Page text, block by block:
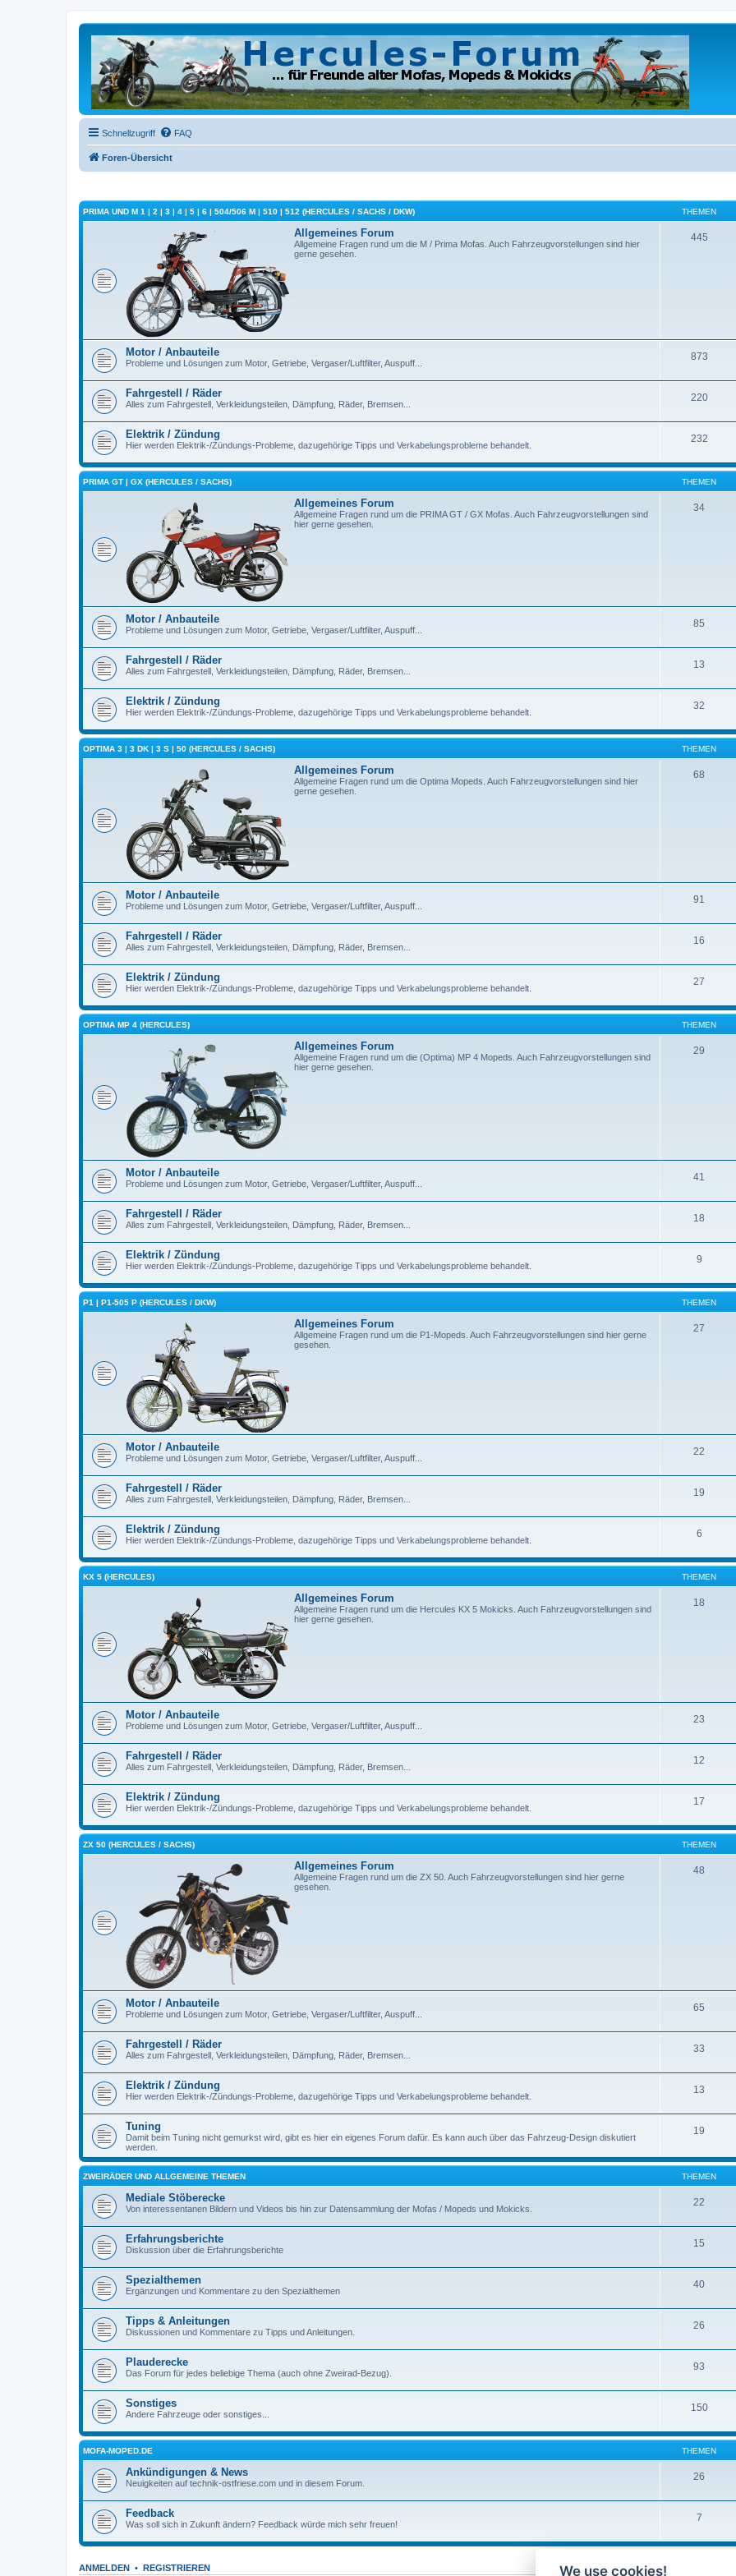
Schnellzugriff FAQ
Foren-Übersicht
PRIMA UND M 1 | 2 | 3 | 4 | 5 | 6 | 504/506 M | 510 | 512 (HERCULES / SACHS / DKW) THEMEN
Allgemeines Forum
Allgemeine Fragen rund um die M / Prima Mofas. Auch Fahrzeugvorstellungen sind hier
gerne gesehen.
445
Motor / Anbauteile
Probleme und Lösungen zum Motor, Getriebe, Vergaser/Luftfilter, Auspuff...
873
Fahrgestell / Räder
Alles zum Fahrgestell, Verkleidungsteilen, Dämpfung, Räder, Bremsen...
220
Elektrik / Zündung
Hier werden Elektrik-/Zündungs-Probleme, dazugehörige Tipps und Verkabelungsprobleme behandelt.
232
PRIMA GT | GX (HERCULES / SACHS) THEMEN
Allgemeines Forum
Allgemeine Fragen rund um die PRIMA GT / GX Mofas. Auch Fahrzeugvorstellungen sind
hier gerne gesehen.
34
Motor / Anbauteile
Probleme und Lösungen zum Motor, Getriebe, Vergaser/Luftfilter, Auspuff...
85
Fahrgestell / Räder
Alles zum Fahrgestell, Verkleidungsteilen, Dämpfung, Räder, Bremsen...
13
Elektrik / Zündung
Hier werden Elektrik-/Zündungs-Probleme, dazugehörige Tipps und Verkabelungsprobleme behandelt.
32
OPTIMA 3 | 3 DK | 3 S | 50 (HERCULES / SACHS) THEMEN
Allgemeines Forum
Allgemeine Fragen rund um die Optima Mopeds. Auch Fahrzeugvorstellungen sind hier
gerne gesehen.
68
Motor / Anbauteile
Probleme und Lösungen zum Motor, Getriebe, Vergaser/Luftfilter, Auspuff...
91
Fahrgestell / Räder
Alles zum Fahrgestell, Verkleidungsteilen, Dämpfung, Räder, Bremsen...
16
Elektrik / Zündung
Hier werden Elektrik-/Zündungs-Probleme, dazugehörige Tipps und Verkabelungsprobleme behandelt.
27
OPTIMA MP 4 (HERCULES) THEMEN
Allgemeines Forum
Allgemeine Fragen rund um die (Optima) MP 4 Mopeds. Auch Fahrzeugvorstellungen sind
hier gerne gesehen.
29
Motor / Anbauteile
Probleme und Lösungen zum Motor, Getriebe, Vergaser/Luftfilter, Auspuff...
41
Fahrgestell / Räder
Alles zum Fahrgestell, Verkleidungsteilen, Dämpfung, Räder, Bremsen...
18
Elektrik / Zündung
Hier werden Elektrik-/Zündungs-Probleme, dazugehörige Tipps und Verkabelungsprobleme behandelt.
9
P1 | P1-505 P (HERCULES / DKW) THEMEN
Allgemeines Forum
Allgemeine Fragen rund um die P1-Mopeds. Auch Fahrzeugvorstellungen sind hier gerne
gesehen.
27
Motor / Anbauteile
Probleme und Lösungen zum Motor, Getriebe, Vergaser/Luftfilter, Auspuff...
22
Fahrgestell / Räder
Alles zum Fahrgestell, Verkleidungsteilen, Dämpfung, Räder, Bremsen...
19
Elektrik / Zündung
Hier werden Elektrik-/Zündungs-Probleme, dazugehörige Tipps und Verkabelungsprobleme behandelt.
6
KX 5 (HERCULES) THEMEN
Allgemeines Forum
Allgemeine Fragen rund um die Hercules KX 5 Mokicks. Auch Fahrzeugvorstellungen sind
hier gerne gesehen.
18
Motor / Anbauteile
Probleme und Lösungen zum Motor, Getriebe, Vergaser/Luftfilter, Auspuff...
23
Fahrgestell / Räder
Alles zum Fahrgestell, Verkleidungsteilen, Dämpfung, Räder, Bremsen...
12
Elektrik / Zündung
Hier werden Elektrik-/Zündungs-Probleme, dazugehörige Tipps und Verkabelungsprobleme behandelt.
17
ZX 50 (HERCULES / SACHS) THEMEN
Allgemeines Forum
Allgemeine Fragen rund um die ZX 50. Auch Fahrzeugvorstellungen sind hier gerne
gesehen.
48
Motor / Anbauteile
Probleme und Lösungen zum Motor, Getriebe, Vergaser/Luftfilter, Auspuff...
65
Fahrgestell / Räder
Alles zum Fahrgestell, Verkleidungsteilen, Dämpfung, Räder, Bremsen...
33
Elektrik / Zündung
Hier werden Elektrik-/Zündungs-Probleme, dazugehörige Tipps und Verkabelungsprobleme behandelt.
13
Tuning
Damit beim Tuning nicht gemurkst wird, gibt es hier ein eigenes Forum dafür. Es kann auch über das Fahrzeug-Design diskutiert
werden.
19
ZWEIRÄDER UND ALLGEMEINE THEMEN THEMEN
Mediale Stöberecke
Von interessentanen Bildern und Videos bis hin zur Datensammlung der Mofas / Mopeds und Mokicks.
22
Erfahrungsberichte
Diskussion über die Erfahrungsberichte
15
Spezialthemen
Ergänzungen und Kommentare zu den Spezialthemen
40
Tipps & Anleitungen
Diskussionen und Kommentare zu Tipps und Anleitungen.
26
Plauderecke
Das Forum für jedes beliebige Thema (auch ohne Zweirad-Bezug).
93
Sonstiges
Andere Fahrzeuge oder sonstiges...
150
MOFA-MOPED.DE THEMEN
Ankündigungen & News
Neuigkeiten auf technik-ostfriese.com und in diesem Forum.
26
Feedback
Was soll sich in Zukunft ändern? Feedback würde mich sehr freuen!
7
ANMELDEN • REGISTRIEREN We use cookies!